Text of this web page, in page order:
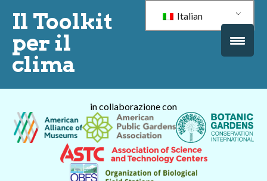
Il Toolkit
per il
clima
Italian
in collaborazione con